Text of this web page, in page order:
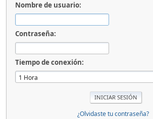
Nombre de usuario:
Contraseña:
Tiempo de conexión:
¿Olvidaste tu contraseña?